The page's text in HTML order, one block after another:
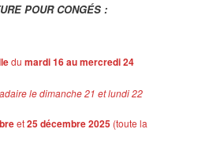
POUR CONGÉS :
dumardi 16 au mercredi 24
le dimanche 21 et lundi 22
et25 décembre 2025 (toute la